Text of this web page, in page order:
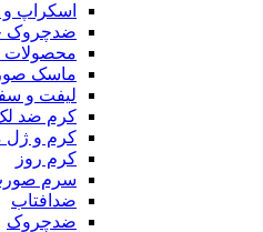
اسکراپ و
ضدچروک
محصولات
ماسک
لیفت و
کرم ضد
کرم و ژل
کرم روز
سرم
ضدافتاب
ضدچروک